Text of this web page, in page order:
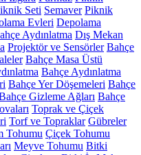
Seti Semaver Piknik
Evleri Depolama
Aydınlatma Dış Mekan
Projektör ve Sensörler Bahçe
Bahçe Masa Üstü
Bahçe Aydınlatma
Bahçe Yer Döşemeleri Bahçe
Gizleme Ağları Bahçe
Toprak ve Çiçek
Torf ve Topraklar Gübreler
Tohumu Çiçek Tohumu
Meyve Tohumu Bitki